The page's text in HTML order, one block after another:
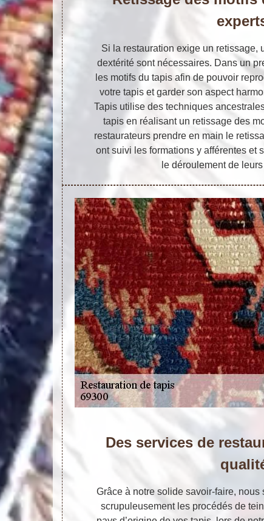
Si la restauration exige un retissage,
dextérité sont nécessaires. Dans un
les motifs du tapis afin de pouvoir
votre tapis et garder son aspect
Tapis utilise des techniques
tapis en réalisant un retissage des
restaurateurs prendre en main le
ont suivi les formations y afférentes et
le déroulement de
Des services de
Grâce à notre solide savoir-faire, nous
scrupuleusement les procédés de